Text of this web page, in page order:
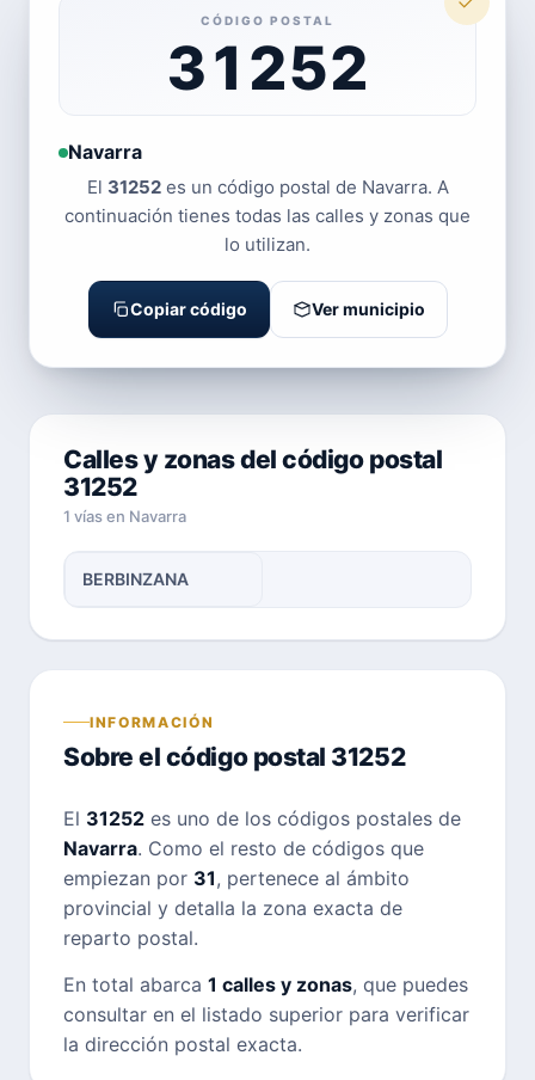
CÓDIGO POSTAL
31252
Navarra
El 31252es un código postal de Navarra. A
continuación tienes todas las calles y zonas que
lo utilizan.
Copiar código Ver municipio
Calles y zonas del código postal
31252
1 vías en Navarra
BERBINZANA
INFORMACIÓN
Sobre el código postal 31252
El 31252 es uno de los códigos postales de
Navarra. Como el resto de códigos que
empiezan por 31, pertenece al ámbito
provincial y detalla la zona exacta de
reparto postal.
En total abarca 1 calles y zonas, que puedes
consultar en el listado superior para verificar
la dirección postal exacta.